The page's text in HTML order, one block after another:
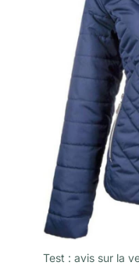
Test : avis sur la